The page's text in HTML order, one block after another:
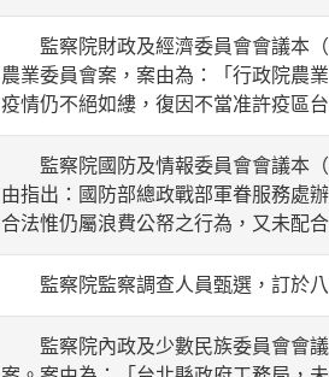
監察院財政及經濟委員會會議本（
農業委員會案，案由為：「行政院農
疫情仍不絕如縷，復因不當准許疫區
監察院國防及情報委員會會議本（
由指出：國防部總政戰部軍眷服務處
合法惟仍屬浪費公帑之行為，又未配
監察院監察調查人員甄選，訂於八
監察院內政及少數民族委員會會議